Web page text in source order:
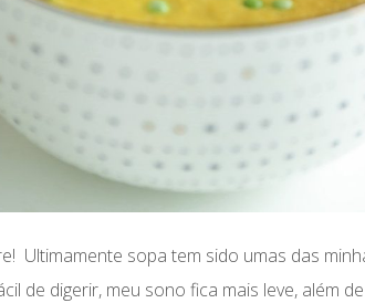
Ultimamente sopa tem sido umas das
de digerir, meu sono fica mais leve, além